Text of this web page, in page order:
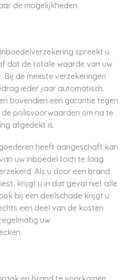
de mogelijkheden.
spreekt u
dat de totale waarde van uw
Bij de meeste verzekeringen
ieder jaar automatisch.
bovendien een garantie tegen
polisvoorwaarden om na te
afgedekt is.
heeft aangeschaft kan
uw inboedel toch te laag
Als u door een brand
krijgt u in dat geval niet alle
bij een deelschade krijgt u
een deel van de kosten
uw